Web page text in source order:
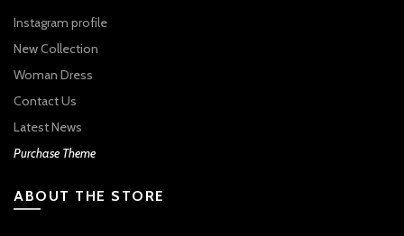
Instagram profile
New Collection
Woman Dress
Contact Us
Latest News
Purchase Theme
ABOUT THE STORE